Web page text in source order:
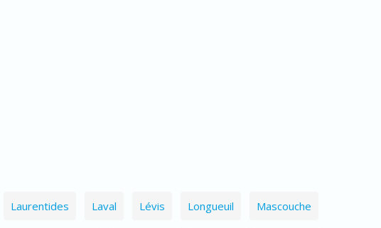
Laurentides Laval Lévis Longueuil Mascouche